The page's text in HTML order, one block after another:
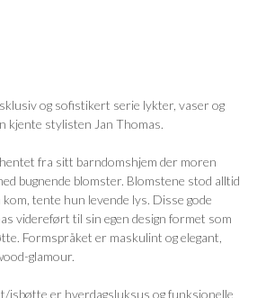
og sofistikert serie lykter, vaser og
kjente stylisten Jan Thomas.
fra sitt barndomshjem der moren
bugnende blomster. Blomstene stod alltid
tente hun levende lys. Disse gode
videreført til sin egen design formet som
Formspråket er maskulint og elegant,
glamour.
isbøtte er hverdagsluksus og funksjonelle